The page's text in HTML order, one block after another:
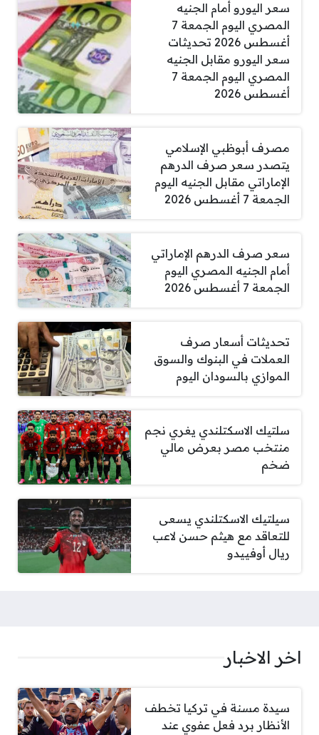
سعر اليورو أمام الجنيه
المصري اليوم الجمعة 7
أغسطس 2026 تحديثات
سعر اليورو مقابل الجنيه
المصري اليوم الجمعة 7
أغسطس 2026
مصرف أبوظبي الإسلامي
يتصدر سعر صرف الدرهم
الإماراتي مقابل الجنيه اليوم
الجمعة 7 أغسطس 2026
سعر صرف الدرهم الإماراتي
أمام الجنيه المصري اليوم
الجمعة 7 أغسطس 2026
تحديثات أسعار صرف
العملات في البنوك والسوق
الموازي بالسودان اليوم
سلتيك الاسكتلندي يغري نجم
منتخب مصر بعرض مالي
ضخم
سيلتيك الاسكتلندي يسعى
للتعاقد مع هيثم حسن لاعب
ريال أوفييدو
اخر الاخبار
سيدة مسنة في تركيا تخطف
الأنظار برد فعل عفوي عند